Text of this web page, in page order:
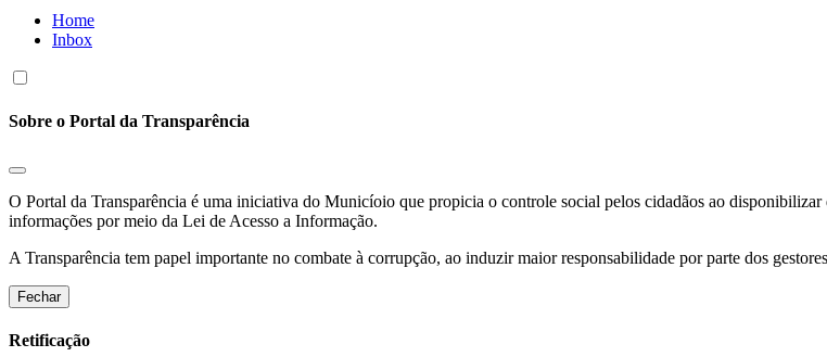
Home
Inbox
Sobre o Portal da Transparência
O Portal da Transparência é uma iniciativa do Municíoio que propicia o controle social pelos cidadãos ao
informações por meio da Lei de Acesso a Informação.
A Transparência tem papel importante no combate à corrupção, ao induzir maior responsabilidade por parte dos
Fechar
Retificação